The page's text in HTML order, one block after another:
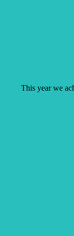
This year we